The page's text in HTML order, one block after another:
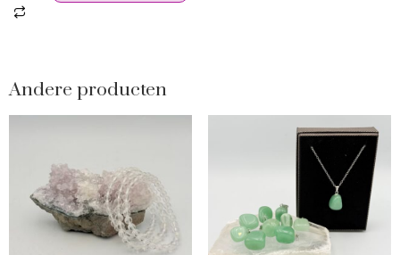
Andere producten